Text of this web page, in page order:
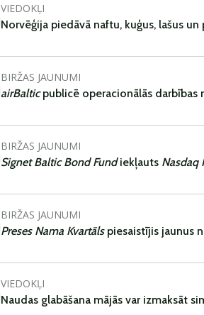
VIEDOKĻI
Norvēģija piedāvā naftu, kuģus, lašus un
BIRŽAS JAUNUMI
airBalticpublicē operacionālās darbības
BIRŽAS JAUNUMI
Signet Baltic Bond Fundiekļauts Nasdaq
BIRŽAS JAUNUMI
Preses Nama Kvartāls piesaistījis jaunus
VIEDOKĻI
Naudas glabāšana mājās var izmaksāt